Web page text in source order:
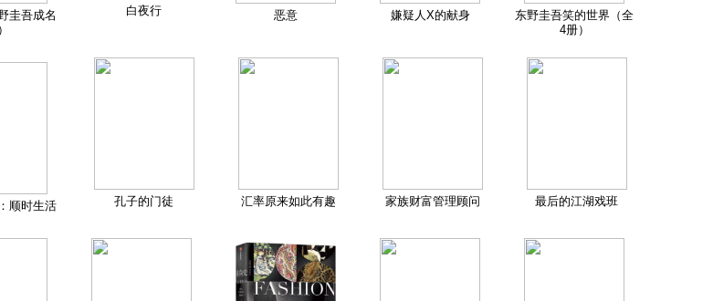
圭吾成名
白夜行 恶意 嫌疑人X的献身
东野圭吾笑的世界（全
4册）
顺时生活 孔子的门徒 汇率原来如此有趣 家族财富管理顾问 最后的江湖戏班